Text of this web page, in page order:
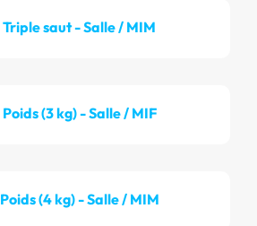
Triple saut - Salle / MIM
Poids (3 kg) - Salle / MIF
Poids (4 kg) - Salle / MIM